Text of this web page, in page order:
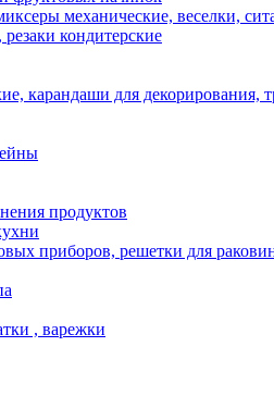
механические, веселки,
кондитерские
карандаши для декорирования,
продуктов
приборов, решетки для
, варежки